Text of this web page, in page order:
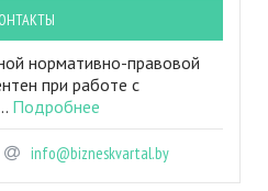
нормативно-правовой
при работе с
Подробнее
info@bizneskvartal.by